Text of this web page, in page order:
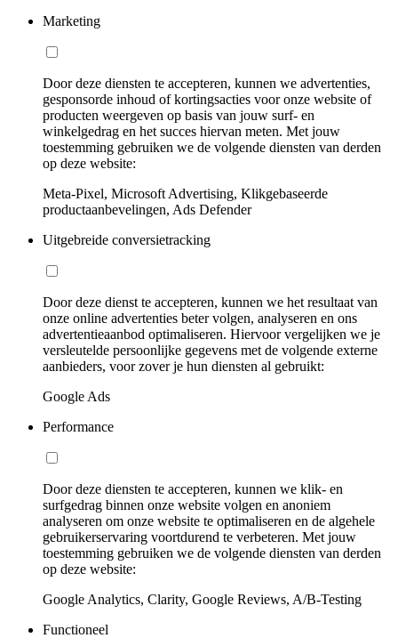
Marketing
Door deze diensten te accepteren, kunnen we advertenties,
gesponsorde inhoud of kortingsacties voor onze website of
producten weergeven op basis van jouw surf- en
winkelgedrag en het succes hiervan meten. Met jouw
toestemming gebruiken we de volgende diensten van derden
op deze website:
Meta-Pixel, Microsoft Advertising, Klikgebaseerde
productaanbevelingen, Ads Defender
Uitgebreide conversietracking
Door deze dienst te accepteren, kunnen we het resultaat van
onze online advertenties beter volgen, analyseren en ons
advertentieaanbod optimaliseren. Hiervoor vergelijken we je
versleutelde persoonlijke gegevens met de volgende externe
aanbieders, voor zover je hun diensten al gebruikt:
Google Ads
Performance
Door deze diensten te accepteren, kunnen we klik- en
surfgedrag binnen onze website volgen en anoniem
analyseren om onze website te optimaliseren en de algehele
gebruikerservaring voortdurend te verbeteren. Met jouw
toestemming gebruiken we de volgende diensten van derden
op deze website:
Google Analytics, Clarity, Google Reviews, A/B-Testing
Functioneel